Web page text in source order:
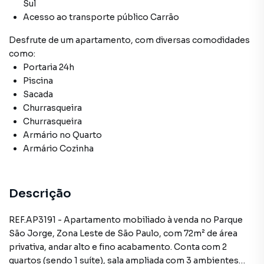
Sul
Acesso ao transporte público Carrão
Desfrute de um apartamento, com diversas comodidades
como:
Portaria 24h
Piscina
Sacada
Churrasqueira
Churrasqueira
Armário no Quarto
Armário Cozinha
Descrição
REF.AP3191 - Apartamento mobiliado à venda no Parque
São Jorge, Zona Leste de São Paulo, com 72m² de área
privativa, andar alto e fino acabamento. Conta com 2
quartos (sendo 1 suíte), sala ampliada com 3 ambientes